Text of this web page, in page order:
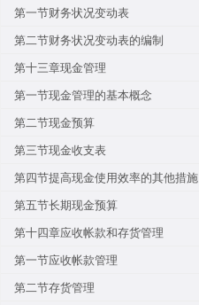
第一节财务状况变动表
第二节财务状况变动表的编制
第十三章现金管理
第一节现金管理的基本概念
第二节现金预算
第三节现金收支表
第四节提高现金使用效率的其他措施
第五节长期现金预算
第十四章应收帐款和存货管理
第一节应收帐款管理
第二节存货管理